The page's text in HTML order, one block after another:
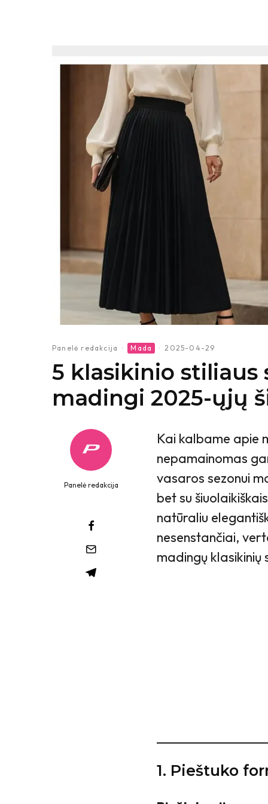
Panelė redakcija · Mada · 2025-04-29
5 klasikinio stiliaus
madingi 2025-ųjų
Panelė redakcija
Kai kalbame apie
nepamainomas
vasaros sezonui
bet su
natūraliu
nesenstančiai,
madingų klasikinių
1. Pieštuko